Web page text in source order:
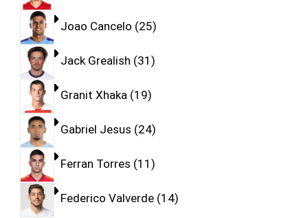
Joao Cancelo 25
Jack Grealish 31
Granit Xhaka 19
Gabriel Jesus 24
Ferran Torres 11
Federico Valverde 14